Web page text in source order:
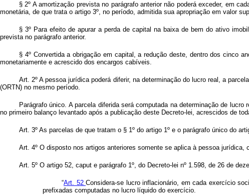
§ 2º A amortização prevista no parágrafo anterior não poderá exceder, em
monetária, de que trata o artigo 3º, no período, admitida sua apropriação em valor
§ 3º Para efeito de apurar a perda de capital na baixa de bem do ativo
prevista no parágrafo anterior.
§ 4º Convertida a obrigação em capital, a redução deste, dentro dos cinco
monetariamente e acrescido dos encargos cabíveis.
Art. 2º A pessoa jurídica poderá diferir, na determinação do lucro real, a
(ORTN) no mesmo período.
Parágrafo único. A parcela diferida será computada na determinação de
no primeiro balanço levantado após a publicação deste Decreto-lei, acrescidos de
Art. 3º As parcelas de que tratam o § 1º do artigo 1º e o parágrafo único do
Art. 4º O disposto nos artigos anteriores somente se aplica à pessoa
Art. 5º O artigo 52, caput e parágrafo 1º, do Decreto-lei nº 1.598, de 26 de
“Art. 52 Considera-se lucro inflacionário, em cada exercício
prefixadas computadas no lucro líquido do exercício.